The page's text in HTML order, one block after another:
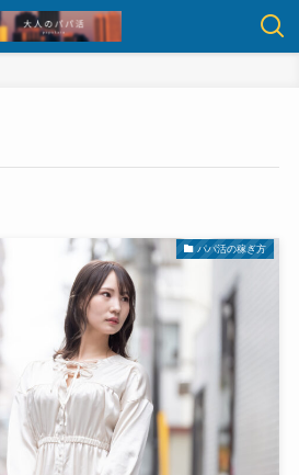
パパ活の稼ぎ方